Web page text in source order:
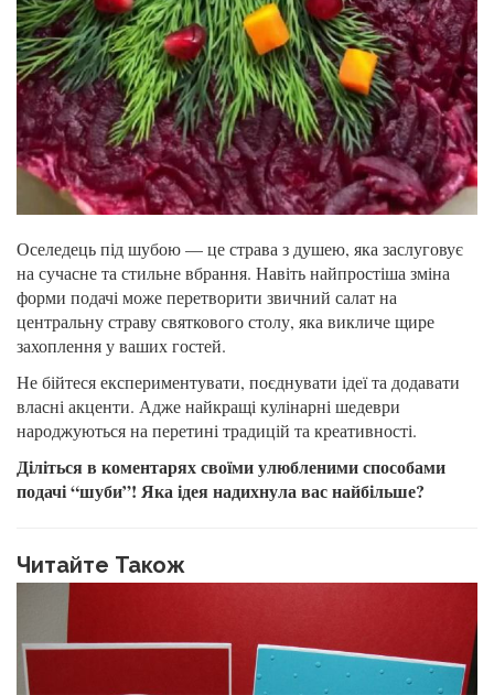
Оселедець під шубою — це страва з душею, яка заслуговує
на сучасне та стильне вбрання. Навіть найпростіша зміна
форми подачі може перетворити звичний салат на
центральну страву святкового столу, яка викличе щире
захоплення у ваших гостей.
Не бійтеся експериментувати, поєднувати ідеї та додавати
власні акценти. Адже найкращі кулінарні шедеври
народжуються на перетині традицій та креативності.
Діліться в коментарях своїми улюбленими способами
подачі “шуби”! Яка ідея надихнула вас найбільше?
Читайте Також